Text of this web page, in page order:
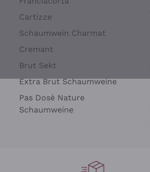
Cartizze
Schaumwein Charmat
Cremant
Brut Sekt
Extra Brut Schaumweine
Pas Dosè Nature
Schaumweine